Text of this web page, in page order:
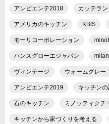
アンビエンテ2018 カッテラ
アメリカのキッチン KBIS
モーリコーポレーション
ハンスグローエジャパン
ヴィンテージ ウォームグレー
アンビエンテ2019 キッチン
石のキッチン ミノッティクチ
キッチンから家づくりを考える